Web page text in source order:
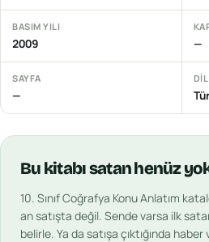
BASIM YILI
2009 —
SAYFA
—
DIL
Bu kitabısatan henüz
10. Sınıf Coğrafya Konu Anlatım
an satışta değil. Sende varsa ilk
belirle. Ya da satışa çıktığında haber